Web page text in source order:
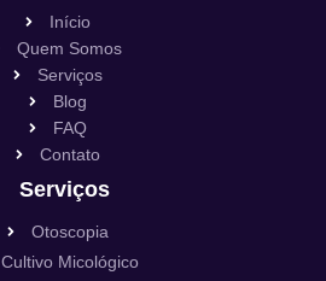
Início
Quem Somos
Serviços
Blog
FAQ
Contato
Serviços
Otoscopia
Cultivo Micológico